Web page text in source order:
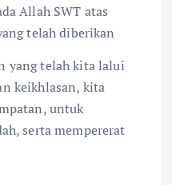
Allah SWT atas
telah diberikan
yang telah kita lalui
keikhlasan, kita
untuk
serta mempererat